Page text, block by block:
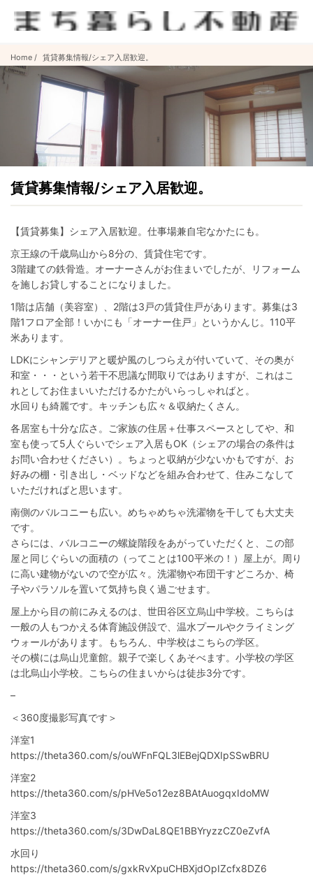
Home 賃貸募集情報/シェア入居歓迎。
賃貸募集情報/シェア入居歓迎。
【賃貸募集】シェア入居歓迎。仕事場兼自宅なかたにも。
京王線の千歳烏山から8分の、賃貸住宅です。
3階建ての鉄骨造。オーナーさんがお住まいでしたが、リフォーム
を施しお貸しすることになりました。
1階は店舗（美容室）、2階は3戸の賃貸住戸があります。募集は3
階1フロア全部！いかにも「オーナー住戸」というかんじ。110平
米あります。
LDKにシャンデリアと暖炉風のしつらえが付いていて、その奥が
和室・・・という若干不思議な間取りではありますが、これはこ
れとしてお住まいいただけるかたがいらっしゃればと。
水回りも綺麗です。キッチンも広々＆収納たくさん。
各居室も十分な広さ。ご家族の住居＋仕事スペースとしてや、和
室も使って5人ぐらいでシェア入居もOK（シェアの場合の条件は
お問い合わせください）。ちょっと収納が少ないかもですが、お
好みの棚・引き出し・ベッドなどを組み合わせて、住みこなして
いただければと思います。
南側のバルコニーも広い。めちゃめちゃ洗濯物を干しても大丈夫
です。
さらには、バルコニーの螺旋階段をあがっていただくと、この部
屋と同じぐらいの面積の（ってことは100平米の！）屋上が。周り
に高い建物がないので空が広々。洗濯物や布団干すどころか、椅
子やパラソルを置いて気持ち良く過ごせます。
屋上から目の前にみえるのは、世田谷区立烏山中学校。こちらは
一般の人もつかえる体育施設併設で、温水プールやクライミング
ウォールがあります。もちろん、中学校はこちらの学区。
その横には烏山児童館。親子で楽しくあそべます。小学校の学区
は北烏山小学校。こちらの住まいからは徒歩3分です。
–
＜360度撮影写真です＞
洋室1
https://theta360.com/s/ouWFnFQL3lEBejQDXIpSSwBRU
洋室2
https://theta360.com/s/pHVe5o12ez8BAtAuogqxIdoMW
洋室3
https://theta360.com/s/3DwDaL8QE1BBYryzzCZ0eZvfA
水回り
https://theta360.com/s/gxkRvXpuCHBXjdOpIZcfx8DZ6